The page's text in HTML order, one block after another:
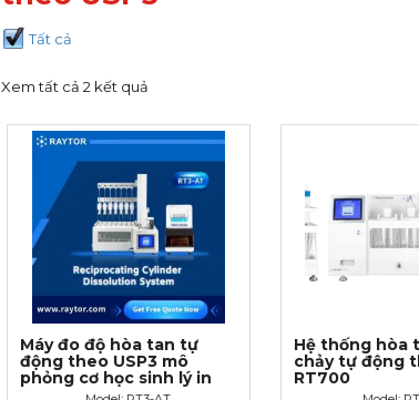
Tất cả
Xem tất cả 2 kết quả
Máy đo độ hòa tan tự
động theo USP3 mô
phỏng cơ học sinh lý in
vivo, điều chỉnh đa dạng
Hệ thống hòa
chảy tự động
RT700